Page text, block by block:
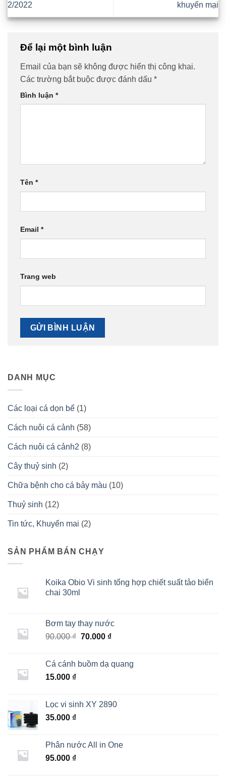
2/2022
khuyến mại
Để lại một bình luận
Email của bạn sẽ không được hiển thị công khai.
Các trường bắt buộc được đánh dấu *
Bình luận *
Tên *
Email *
Trang web
DANH MỤC
Các loại cá dọn bể (1)
Cách nuôi cá cảnh (58)
Cách nuôi cá cảnh2 (8)
Cây thuỷ sinh (2)
Chữa bệnh cho cá bảy màu (10)
Thuỷ sinh (12)
Tin tức, Khuyến mai (2)
SẢN PHẨM BÁN CHẠY
Koika Obio Vi sinh tổng hợp chiết suất tảo biển
chai 30ml
Bơm tay thay nước
90.000₫ Giá
90.000 ₫.
70.000 ₫Giá
là:
Cá cánh buồm dạ quang
15.000 ₫
Lọc vi sinh XY 2890
35.000 ₫
Phân nước All in One
95.000 ₫